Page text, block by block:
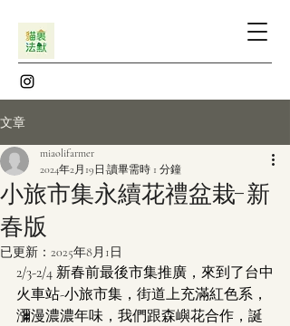
文章
小旅市集永續花禮盆栽-新
春版
miaolifarmer
2024年2月19日 讀畢需時 1 分鐘
已更新： 2025年8月1日
2/3-2/4 新春前最後市集推廣，來到了台中
火車站-小旅市集，街道上充滿紅色系，
瀰漫濃濃年味，我們跟森嶼花合作，誕